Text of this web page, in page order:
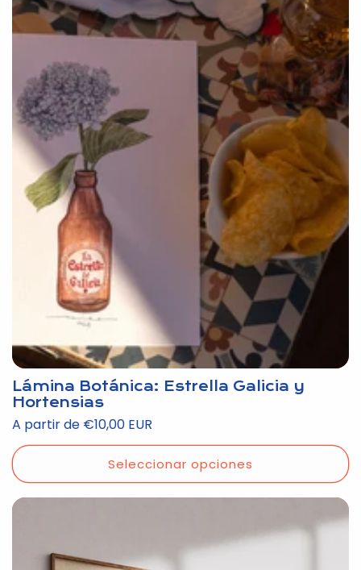
Lámina Botánica: Estrella Galicia y
Hortensias
Precio
habitual
A partir de €10,00 EUR
Seleccionar opciones